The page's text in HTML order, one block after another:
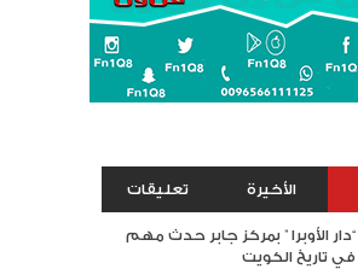
الأخيرة تعليقات
“دار الأوبرا ” بمركز جابر حدث مهم
في تاريخ الكويت